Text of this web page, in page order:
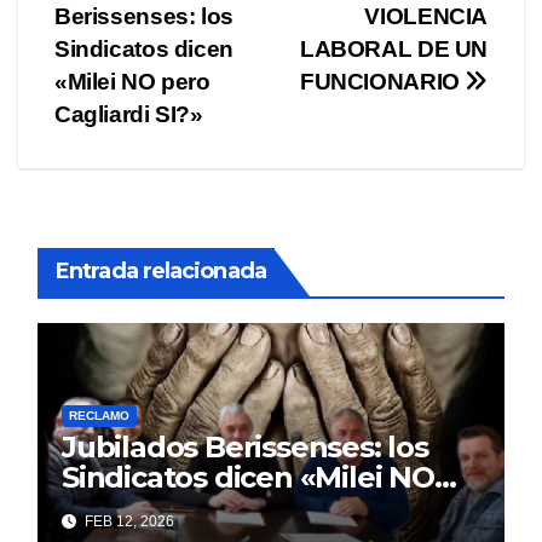
de
entradas
VIOLENCIA
LABORAL DE UN
FUNCIONARIO
Berissenses: los
Sindicatos dicen
«Milei NO pero
Cagliardi SI?»
Entrada relacionada
RECLAMO
Jubilados Berissenses: los
Sindicatos dicen «Milei NO
pero Cagliardi SI?»
FEB 12, 2026